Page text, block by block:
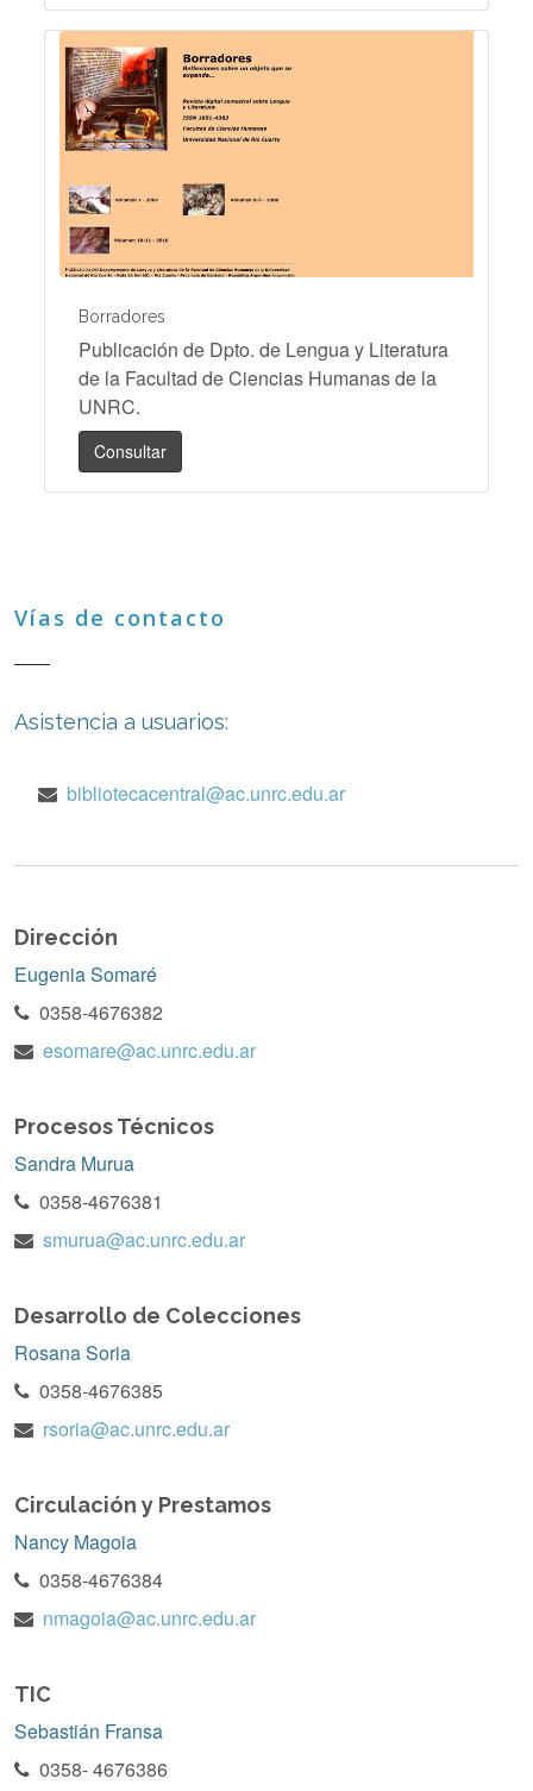
Borradores
Publicación de Dpto. de Lengua y Literatura
de la Facultad de Ciencias Humanas de la
UNRC.
Consultar
Vías de contacto
Asistencia a usuarios:
bibliotecacentral@ac.unrc.edu.ar
Dirección
Eugenia Somaré
0358-4676382
esomare@ac.unrc.edu.ar
Procesos Técnicos
Sandra Murua
0358-4676381
smurua@ac.unrc.edu.ar
Desarrollo de Colecciones
Rosana Soria
0358-4676385
rsoria@ac.unrc.edu.ar
Circulación y Prestamos
Nancy Magoia
0358-4676384
nmagoia@ac.unrc.edu.ar
TIC
Sebastián Fransa
0358- 4676386